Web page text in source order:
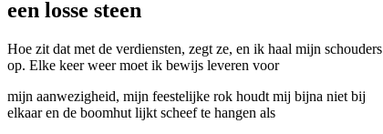
een losse steen
Hoe zit dat met de verdiensten, zegt ze, en ik haal mijn schouders
op. Elke keer weer moet ik bewijs leveren voor
mijn aanwezigheid, mijn feestelijke rok houdt mij bijna niet bij
elkaar en de boomhut lijkt scheef te hangen als